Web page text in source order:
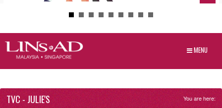
MENU
TVC - JULIE'S You are here: